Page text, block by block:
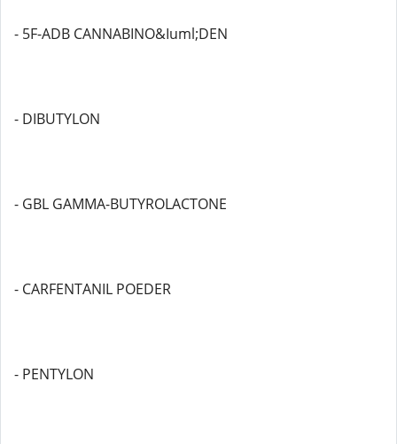
- 5F-ADB CANNABINO&Iuml;DEN
- DIBUTYLON
- GBL GAMMA-BUTYROLACTONE
- CARFENTANIL POEDER
- PENTYLON